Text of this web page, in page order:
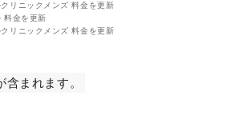
リニックメンズ 料金を更新
料金を更新
リニックメンズ 料金を更新
まれます。